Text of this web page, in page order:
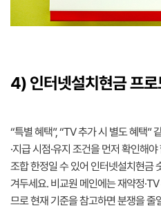
4) 인터넷설치현금 프
“특별 혜택”, “TV 추가 시 별도 혜택”
·지급 시점·유지 조건을 먼저 확인해
조합 한정일 수 있어 인터넷설치현금
겨두세요. 비교원 메인에는 재약정
므로 현재 기준을 참고하면 분쟁을 줄